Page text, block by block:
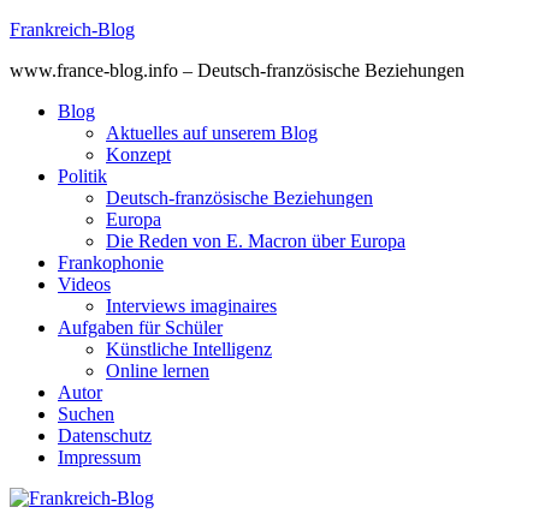
Skip
content
Frankreich-Blog
www.france-blog.info – Deutsch-französische Beziehungen
Blog
Aktuelles auf unserem Blog
Konzept
Politik
Deutsch-französische Beziehungen
Europa
Die Reden von E. Macron über Europa
Frankophonie
Videos
Interviews imaginaires
Aufgaben für Schüler
Künstliche Intelligenz
Online lernen
Autor
Suchen
Datenschutz
Impressum